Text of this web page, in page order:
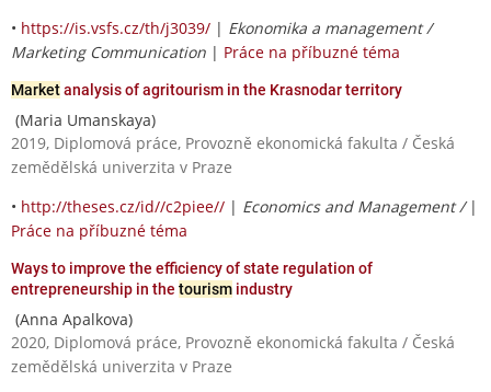
• https://is.vsfs.cz/th/j3039/ | Ekonomika a management /
Marketing Communication | Práce na příbuzné téma
Marketanalysis of agritourism in the Krasnodar territory
(Maria Umanskaya)
2019, Diplomová práce, Provozně ekonomická fakulta / Česká
zemědělská univerzita v Praze
• http://theses.cz/id//c2piee// | Economics and Management / |
Práce na příbuzné téma
Ways to improve the efficiency of state regulation of
entrepreneurship in the tourism industry
(Anna Apalkova)
2020, Diplomová práce, Provozně ekonomická fakulta / Česká
zemědělská univerzita v Praze